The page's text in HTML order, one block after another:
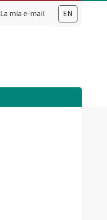
EN
La mia e-mail